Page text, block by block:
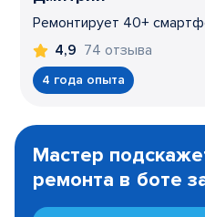
Ремонтирует 40+
4,9 74 отзыва
4 года опыта
1
Мастер
ремонта в боте